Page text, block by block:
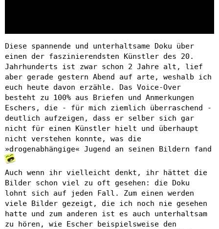
Diese spannende und unterhaltsame Doku über
einen der faszinierendsten Künstler des 20.
Jahrhunderts ist zwar schon 2 Jahre alt, lief
aber gerade gestern Abend auf arte, weshalb ich
euch heute davon erzähle. Das Voice-Over
besteht zu 100% aus Briefen und Anmerkungen
Eschers, die - für mich ziemlich überraschend -
deutlich aufzeigen, dass er selber sich gar
nicht für einen Künstler hielt und überhaupt
nicht verstehen konnte, was die
»drogenabhängige« Jugend an seinen Bildern fand
Auch wenn ihr vielleicht denkt, ihr hättet die
Bilder schon viel zu oft gesehen: die Doku
lohnt sich auf jeden Fall. Zum einen werden
viele Bilder gezeigt, die ich noch nie gesehen
hatte und zum anderen ist es auch unterhaltsam
zu hören, wie Escher beispielsweise den